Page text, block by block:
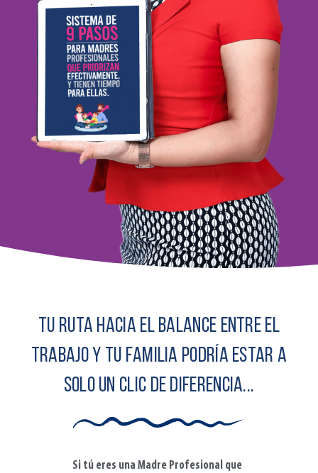
Tu ruta hacia el balance entre el
trabajo y tu familia podría estar a
solo un clic de diferencia...
Si tú eres una Madre Profesional que